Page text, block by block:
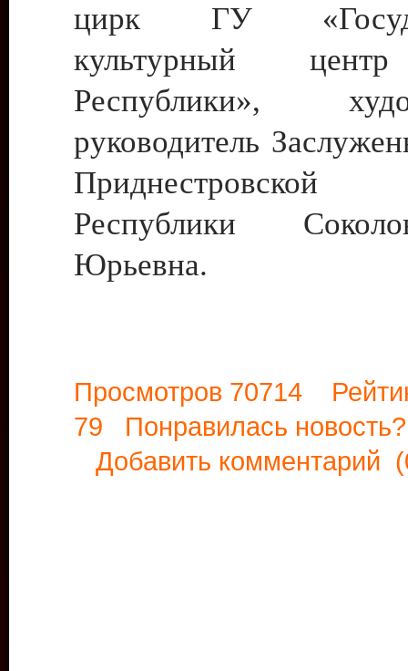
цирк ГУ
культурный
Республики»,
руководитель
Приднестровской
Республики
Юрьевна.
Просмотров 70714
79 Понравилась
Добавить комментарий